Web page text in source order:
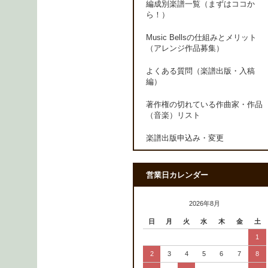
編成別楽譜一覧（まずはココか
ら！）
Music Bellsの仕組みとメリット
（アレンジ作品募集）
よくある質問（楽譜出版・入稿
編）
著作権の切れている作曲家・作品
（音楽）リスト
楽譜出版申込み・変更
営業日カレンダー
2026年8月
日 月 火 水 木 金 土
1
2 3 4 5 6 7 8